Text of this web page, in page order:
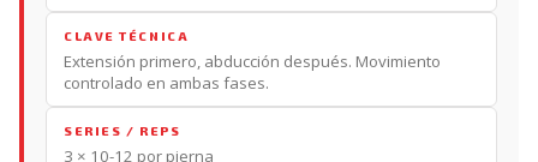
CLAVE TÉCNICA
Extensión primero, abducción después. Movimiento
controlado en ambas fases.
SERIES / REPS
3 × 10-12 por pierna